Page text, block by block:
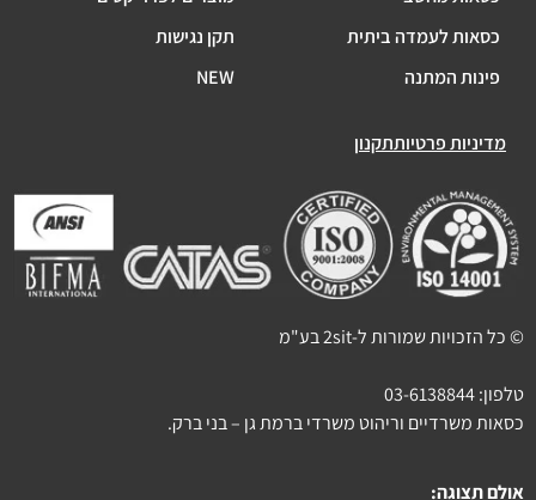
כסאות לעמדה ביתית
פינות המתנה
תקן נגישות
NEW
מדיניות פרטיותתקנון
© כל הזכויות שמורות ל-2sit בע"מ
טלפון:03-6138844
כסאות משרדיים וריהוט משרדי ברמת גן – בני ברק.
אולם תצוגה: